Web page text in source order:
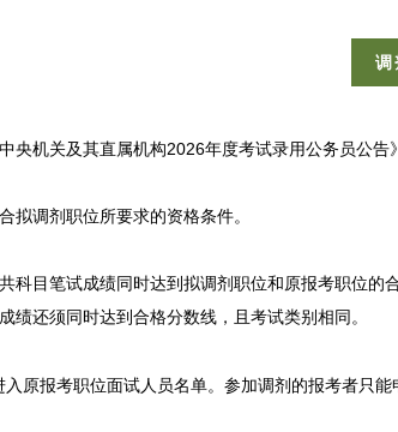
调
机关及其直属机构2026年度考试录用公务员公告
调剂职位所要求的资格条件。
目笔试成绩同时达到拟调剂职位和原报考职位的
绩还须同时达到合格分数线，且考试类别相同。
原报考职位面试人员名单。参加调剂的报考者只